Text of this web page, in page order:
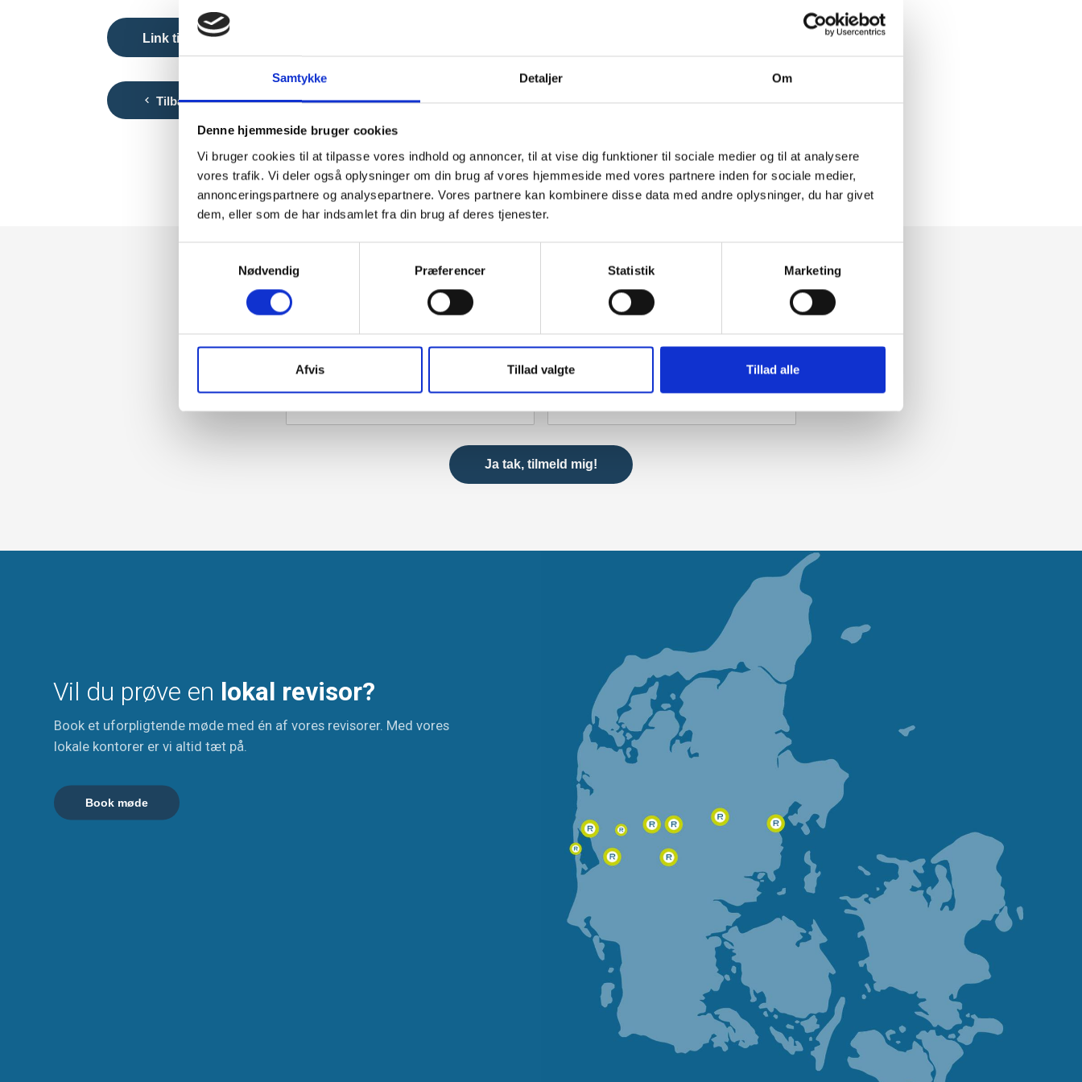
Samtykke Detaljer Om
Denne hjemmeside bruger cookies
Vi bruger cookies til at tilpasse vores indhold og annoncer, til at vise dig funktioner til sociale medier og til at analysere
vores trafik. Vi deler også oplysninger om din brug af vores hjemmeside med vores partnere inden for sociale medier,
annonceringspartnere og analysepartnere. Vores partnere kan kombinere disse data med andre oplysninger, du har givet
dem, eller som de har indsamlet fra din brug af deres tjenester.
Nødvendig
Præferencer Statistik Marketing
Afvis Tillad valgte Tillad alle
Link til publikationen
 Tilbage til oversigten
Tilmeld dig vores nyhedsbrev
Vi deler ny værdifuld viden, og holder dig opdateret på love og regler.
Vil du prøve en lokal revisor?
Book et uforpligtende møde med én af vores revisorer. Med vores
lokale kontorer er vi altid tæt på.
Book møde